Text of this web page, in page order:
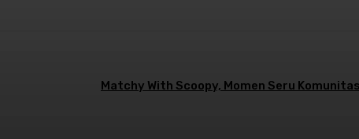
Matchy With Scoopy, Momen Seru